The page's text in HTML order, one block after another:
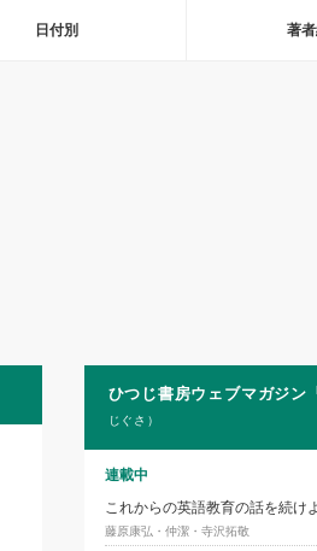
日付別 著
ひつじ書房ウェブマガジン
じぐさ）
連載中
これからの英語教育の話を続け
藤原康弘・仲潔・寺沢拓敬